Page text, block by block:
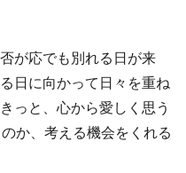
が応でも別れる日が来
日に向かって日々を重ね
っと、心から愛しく思う
か、考える機会をくれる